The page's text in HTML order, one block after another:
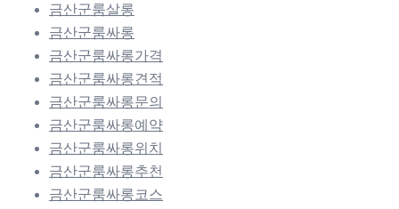
금산군룸살롱
금산군룸싸롱
금산군룸싸롱가격
금산군룸싸롱견적
금산군룸싸롱문의
금산군룸싸롱예약
금산군룸싸롱위치
금산군룸싸롱추천
금산군룸싸롱코스